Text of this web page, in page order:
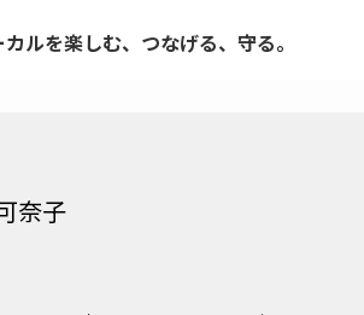
ルを楽しむ、つなげる、守る。
奈子